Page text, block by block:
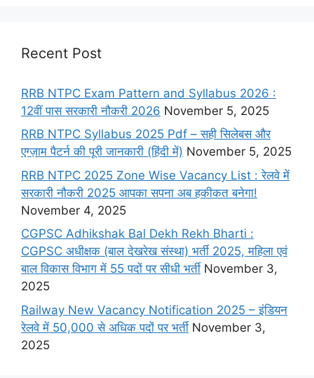
Recent Post
RRB NTPC Exam Pattern and Syllabus 2026 :
12वीं पास सरकारी नौकरी 2026 November 5, 2025
RRB NTPC Syllabus 2025 Pdf – सही सिलेबस और
एग्ज़ाम पैटर्न की पूरी जानकारी (हिंदी में) November 5, 2025
RRB NTPC 2025 Zone Wise Vacancy List : रेलवे में
सरकारी नौकरी 2025 आपका सपना अब हकीकत बनेगा!
November 4, 2025
CGPSC Adhikshak Bal Dekh Rekh Bharti :
CGPSC अधीक्षक (बाल देखरेख संस्था) भर्ती 2025, महिला एवं
बाल विकास विभाग में 55 पदों पर सीधी भर्ती November 3,
2025
Railway New Vacancy Notification 2025 – इंडियन
रेलवे में 50,000 से अधिक पदों पर भर्ती November 3,
2025